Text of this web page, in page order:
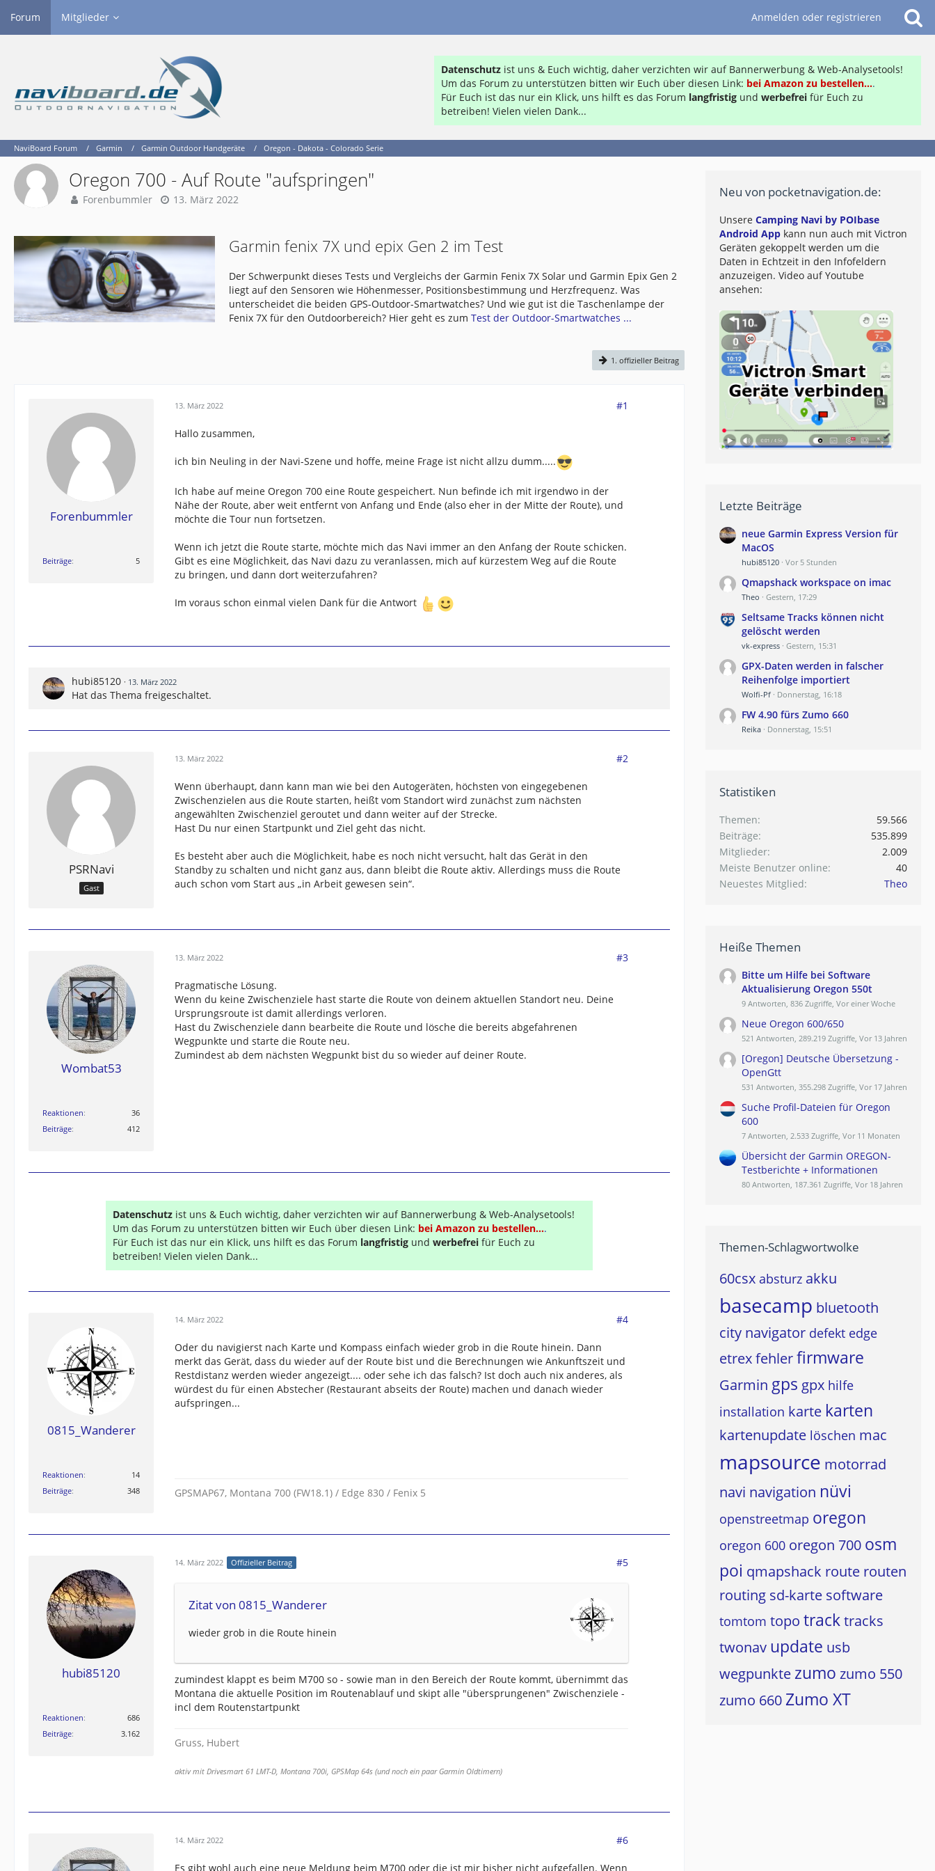
Forum Mitglieder Anmelden oder registrieren
Datenschutz ist uns & Euch wichtig, daher verzichten wir auf Bannerwerbung & Web-Analysetools!
Um das Forum zu unterstützen bitten wir Euch über diesen Link: bei Amazon zu bestellen....
Für Euch ist das nur ein Klick, uns hilft es das Forum langfristig und werbefrei für Euch zu
betreiben! Vielen vielen Dank...
NaviBoard Forum Garmin Garmin Outdoor Handgeräte Oregon - Dakota - Colorado Serie
Oregon 700 - Auf Route "aufspringen"
Forenbummler 13. März 2022
Garmin fenix 7X und epix Gen 2 im Test
Der Schwerpunkt dieses Tests und Vergleichs der Garmin Fenix 7X Solar und Garmin Epix Gen 2
liegt auf den Sensoren wie Höhenmesser, Positionsbestimmung und Herzfrequenz. Was
unterscheidet die beiden GPS-Outdoor-Smartwatches? Und wie gut ist die Taschenlampe der
Fenix 7X für den Outdoorbereich? Hier geht es zumTest der Outdoor-Smartwatches ...
1. offizieller Beitrag
Forenbummler
Beiträge 5
13. März 2022 #1
Hallo zusammen,
ich bin Neuling in der Navi-Szene und hoffe, meine Frage ist nicht allzu dumm.....
Ich habe auf meine Oregon 700 eine Route gespeichert. Nun befinde ich mit irgendwo in der
Nähe der Route, aber weit entfernt von Anfang und Ende (also eher in der Mitte der Route), und
möchte die Tour nun fortsetzen.
Wenn ich jetzt die Route starte, möchte mich das Navi immer an den Anfang der Route schicken.
Gibt es eine Möglichkeit, das Navi dazu zu veranlassen, mich auf kürzestem Weg auf die Route
zu bringen, und dann dort weiterzufahren?
Im voraus schon einmal vielen Dank für die Antwort
hubi85120 13. März 2022
Hat das Thema freigeschaltet.
PSRNavi
Gast
13. März 2022 #2
Wenn überhaupt, dann kann man wie bei den Autogeräten, höchsten von eingegebenen
Zwischenzielen aus die Route starten, heißt vom Standort wird zunächst zum nächsten
angewählten Zwischenziel geroutet und dann weiter auf der Strecke.
Hast Du nur einen Startpunkt und Ziel geht das nicht.
Es besteht aber auch die Möglichkeit, habe es noch nicht versucht, halt das Gerät in den
Standby zu schalten und nicht ganz aus, dann bleibt die Route aktiv. Allerdings muss die Route
auch schon vom Start aus „in Arbeit gewesen sein“.
Wombat53
Reaktionen
36
Beiträge
412
13. März 2022 #3
Pragmatische Lösung.
Wenn du keine Zwischenziele hast starte die Route von deinem aktuellen Standort neu. Deine
Ursprungsroute ist damit allerdings verloren.
Hast du Zwischenziele dann bearbeite die Route und lösche die bereits abgefahrenen
Wegpunkte und starte die Route neu.
Zumindest ab dem nächsten Wegpunkt bist du so wieder auf deiner Route.
Datenschutz ist uns & Euch wichtig, daher verzichten wir auf Bannerwerbung & Web-Analysetools!
Um das Forum zu unterstützen bitten wir Euch über diesen Link: bei Amazon zu bestellen....
Für Euch ist das nur ein Klick, uns hilft es das Forum langfristig und werbefrei für Euch zu
betreiben! Vielen vielen Dank...
0815_Wanderer
Reaktionen
14
Beiträge
348
14. März 2022 #4
Oder du navigierst nach Karte und Kompass einfach wieder grob in die Route hinein. Dann
merkt das Gerät, dass du wieder auf der Route bist und die Berechnungen wie Ankunftszeit und
Restdistanz werden wieder angezeigt.... oder sehe ich das falsch? Ist doch auch nix anderes, als
würdest du für einen Abstecher (Restaurant abseits der Route) machen und danach wieder
aufspringen...
GPSMAP67, Montana 700 (FW18.1) / Edge 830 / Fenix 5
hubi85120
Reaktionen
686
Beiträge
3.162
14. März 2022 Offizieller Beitrag #5
Zitat von 0815_Wanderer
wieder grob in die Route hinein
zumindest klappt es beim M700 so - sowie man in den Bereich der Route kommt, übernimmt das
Montana die aktuelle Position im Routenablauf und skipt alle "übersprungenen" Zwischenziele -
incl dem Routenstartpunkt
Gruss, Hubert
aktiv mit Drivesmart 61 LMT-D, Montana 700i, GPSMap 64s (und noch ein paar Garmin Oldtimern)
14. März 2022 #6
Es gibt wohl auch eine neue Meldung beim M700 oder die ist mir bisher nicht aufgefallen. Wenn
Neu von pocketnavigation.de:
Unsere Camping Navi by POIbase
Android App kann nun auch mit Victron
Geräten gekoppelt werden um die
Daten in Echtzeit in den Infofeldern
anzuzeigen. Video auf Youtube
ansehen:
Letzte Beiträge
neue Garmin Express Version für
MacOS
hubi85120 Vor 5 Stunden
Qmapshack workspace on imac
Theo Gestern, 17:29
Seltsame Tracks können nicht
gelöscht werden
vk-express Gestern, 15:31
GPX-Daten werden in falscher
Reihenfolge importiert
Wolfi-Pf Donnerstag, 16:18
FW 4.90 fürs Zumo 660
Reika Donnerstag, 15:51
Statistiken
Themen
59.566
Beiträge
535.899
Mitglieder
2.009
Meiste Benutzer online
40
Neuestes Mitglied
Theo
Heiße Themen
Bitte um Hilfe bei Software
Aktualisierung Oregon 550t
9 Antworten, 836 Zugriffe, Vor einer Woche
Neue Oregon 600/650
521 Antworten, 289.219 Zugriffe, Vor 13 Jahren
[Oregon] Deutsche Übersetzung -
OpenGtt
531 Antworten, 355.298 Zugriffe, Vor 17 Jahren
Suche Profil-Dateien für Oregon
600
7 Antworten, 2.533 Zugriffe, Vor 11 Monaten
Übersicht der Garmin OREGON-
Testberichte + Informationen
80 Antworten, 187.361 Zugriffe, Vor 18 Jahren
Themen-Schlagwortwolke
60csx absturz akku
basecamp bluetooth
city navigator defekt edge
etrexfehlerfirmware
Garmin gps gpx hilfe
installation karte karten
kartenupdate löschen mac
mapsource motorrad
navi navigation nüvi
openstreetmap oregon
oregon 600 oregon 700 osm
poi qmapshack route routen
routing sd-karte software
tomtom topo tracktracks
twonav update usb
wegpunkte zumo zumo 550
zumo 660 Zumo XT